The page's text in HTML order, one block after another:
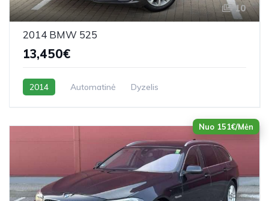
10
2014 BMW 525
13,450€
2014 Automatinė Dyzelis
Nuo 151€/Mėn